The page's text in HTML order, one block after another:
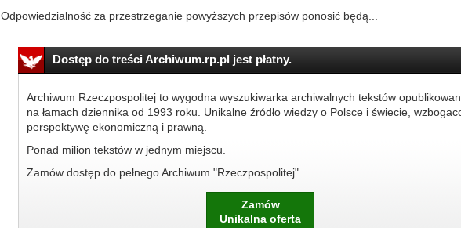
Odpowiedzialność za przestrzeganie powyższych przepisów ponosić będą...
Dostęp do treści Archiwum.rp.pl jest płatny.
Archiwum Rzeczpospolitej to wygodna wyszukiwarka archiwalnych tekstów
na łamach dziennika od 1993 roku. Unikalne źródło wiedzy o Polsce i świecie,
perspektywę ekonomiczną i prawną.
Ponad milion tekstów w jednym miejscu.
Zamów dostęp do pełnego Archiwum "Rzeczpospolitej"
Zamów
Unikalna oferta